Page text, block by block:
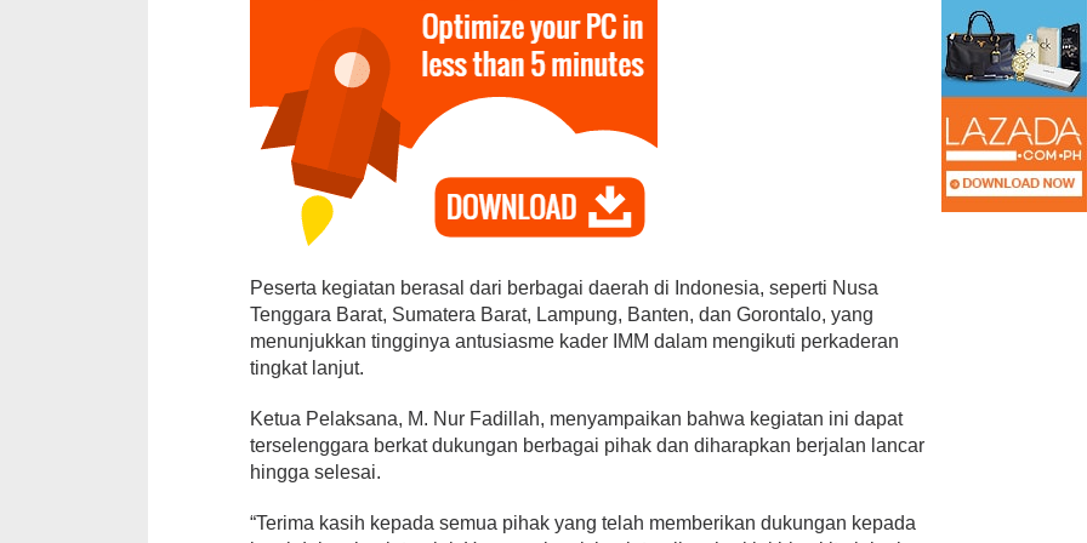
Peserta kegiatan berasal dari berbagai daerah di Indonesia, seperti Nusa
Tenggara Barat, Sumatera Barat, Lampung, Banten, dan Gorontalo, yang
menunjukkan tingginya antusiasme kader IMM dalam mengikuti perkaderan
tingkat lanjut.
Ketua Pelaksana, M. Nur Fadillah, menyampaikan bahwa kegiatan ini dapat
terselenggara berkat dukungan berbagai pihak dan diharapkan berjalan lancar
hingga selesai.
“Terima kasih kepada semua pihak yang telah memberikan dukungan kepada
Ajang Pemilihan Anggota BPD
Brekat
Di Daerah, Politik | Mei 23, 2026
Beban Keluarga Korban
Kebakara…
Di Bandar Lampung, Duka, Politik